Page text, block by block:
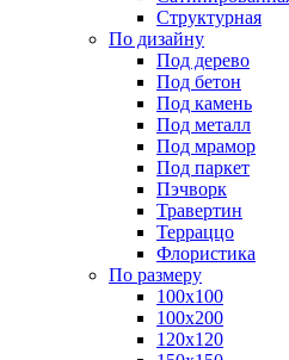
Структурная
По дизайну
Под дерево
Под бетон
Под камень
Под металл
Под мрамор
Под паркет
Пэчворк
Травертин
Терраццо
Флористика
По размеру
100х100
100х200
120х120